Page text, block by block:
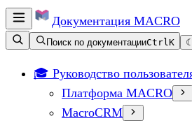
Документация MACRO
Поиск по документацииCtrlK ☾
🎓 Руководство
Платформа MACRO
MacroCRM